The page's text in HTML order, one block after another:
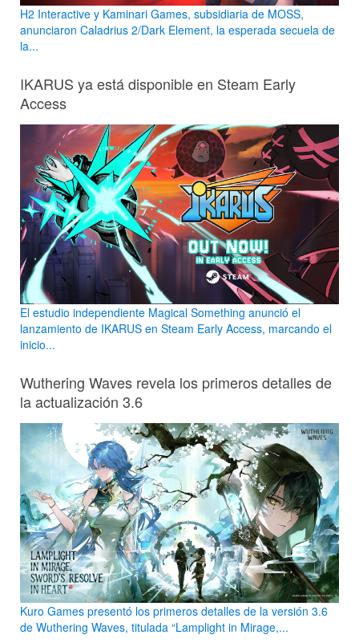
H2 Interactive y Kaminari Games, subsidiaria de MOSS,
anunciaron Caladrius 2/Dark Element, la esperada secuela de
la...
IKARUS ya está disponible en Steam Early
Access
El estudio independiente Magical Something anunció el
lanzamiento de IKARUS en Steam Early Access, marcando el
inicio...
Wuthering Waves revela los primeros detalles de
la actualización 3.6
Kuro Games presentó los primeros detalles de la versión 3.6
de Wuthering Waves, titulada “Lamplight in Mirage,...